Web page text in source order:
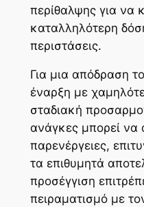
περίθαλψης για να
καταλληλότερη
περιστάσεις.
Για μια απόδραση
έναρξη με
σταδιακή
ανάγκες μπορεί να
παρενέργειες,
τα επιθυμητά
προσέγγιση
πειραματισμό με